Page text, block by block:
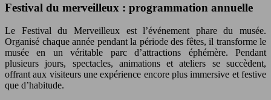
Festival du merveilleux : programmation annuelle
Le Festival du Merveilleux est l’événement phare du musée.
Organisé chaque année pendant la période des fêtes, il transforme le
musée en un véritable parc d’attractions éphémère. Pendant
plusieurs jours, spectacles, animations et ateliers se succèdent,
offrant aux visiteurs une expérience encore plus immersive et festive
que d’habitude.